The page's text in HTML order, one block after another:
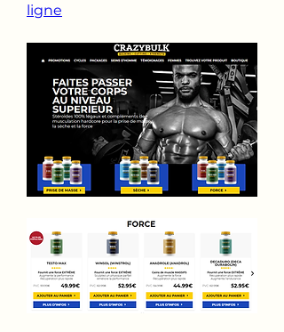
ligne